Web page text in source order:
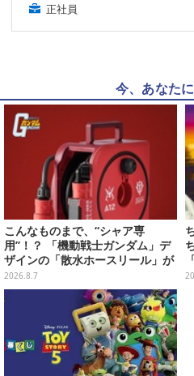
正社員
今、あなた
こんなものまで、“シャア専
用”！？ 「機動戦士ガンダム」デ
ザインの「散水ホースリール」が
予約開始ーあえて存在感を放つ赤
さ
2026.8.7